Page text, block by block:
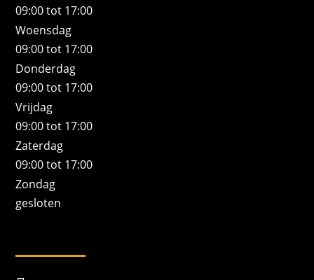
09:00 tot 17:00
Woensdag
09:00 tot 17:00
Donderdag
09:00 tot 17:00
Vrijdag
09:00 tot 17:00
Zaterdag
09:00 tot 17:00
Zondag
gesloten